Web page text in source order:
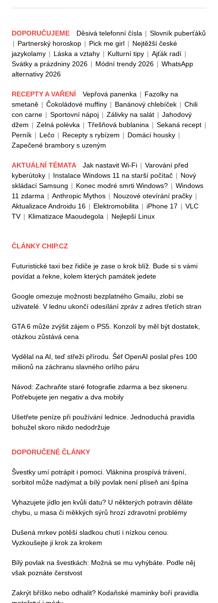
DOPORUČUJEME Děsivá telefonní čísla | Slovník puberťáků
| Partnerský horoskop | Pick me girl | Nejtěžší české
jazykolamy | Láska a vztahy | Kulturní tipy | Ajťák radí |
Svátky a prázdniny 2026 | Módní trendy 2026 | WhatsApp
alternativy 2026
RECEPTY A VAŘENÍ Vepřová panenka | Fazolky na
smetaně | Čokoládové muffiny | Banánový chlebíček | Chili
con carne | Sportovní nápoj | Zálivky na salát | Jahodový
džem | Zelná polévka | Třešňová bublanina | Sekaná recept |
Perník | Lečo | Recepty s rybízem | Domácí housky |
Zapečené brambory s uzeným
AKTUÁLNÍ TÉMATA Jak nastavit Wi-Fi | Varování před
kyberútoky | Instalace Windows 11 na starší počítač | Nový
skládací Samsung | Konec modré smrti Windows? | Windows
11 zdarma | Anthropic Mythos | Nouzové otevírání pračky |
Aktualizace Androidu 16 | Elektromobilita | iPhone 17 | VLC
TV | Klimatizace Maoudegola | Nejlepší Linux
ČLÁNKY CHIP.CZ
Futuristické taxi bez řidiče je zase o krok blíž. Bude si s vámi
povídat a řekne, kolem kterých památek jedete
Google omezuje možnosti bezplatného Gmailu, zlobí se
uživatelé. V lednu ukončí odesílání zpráv z adres třetích stran
GTA 6 může zvýšit zájem o PS5. Konzolí by měl být dostatek,
otázkou zůstává cena
Vydělal na AI, teď střeží přírodu. Šéf OpenAI poslal přes 100
milionů na záchranu slavného orlího páru
Návod: Zachraňte staré fotografie zdarma a bez skeneru.
Potřebujete jen negativ a dva mobily
Ušetřete peníze při používání lednice. Jednoduchá pravidla
bohužel skoro nikdo nedodržuje
DOPORUČENÉ ČLÁNKY
Švestky umí potrápit i pomoci. Vláknina prospívá trávení,
sorbitol může nadýmat a bílý povlak není plíseň ani špína
Vyhazujete jídlo jen kvůli datu? U některých potravin děláte
chybu, u masa či měkkých sýrů hrozí zdravotní problémy
Dušená mrkev potěší sladkou chutí i nízkou cenou.
Vyzkoušejte ji krok za krokem
Bílý povlak na švestkách: Možná se mu vyhýbáte. Podle něj
však poznáte čerstvost
Zakrýt bříško nebo odhalit? Kodaňské maminky boří pravidla